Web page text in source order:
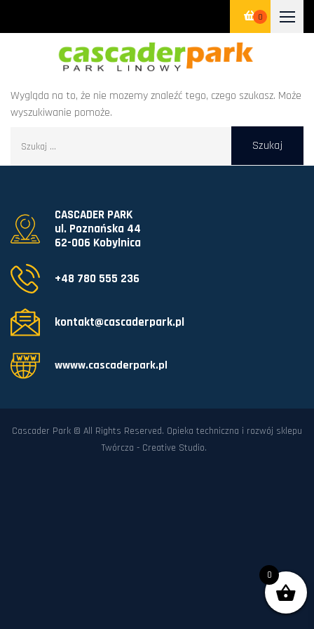
0
Wygląda na to, że nie mozemy znaleźć tego, czego szukasz. Może
wyszukiwanie pomoże.
CASCADER PARK
ul. Poznańska 44
62-006 Kobylnica
+48 780 555 236
kontakt@cascaderpark.pl
wwww.cascaderpark.pl
Cascader Park © All Rights Reserved. Opieka techniczna i rozwój sklepu
Twórcza - Creative Studio.
0